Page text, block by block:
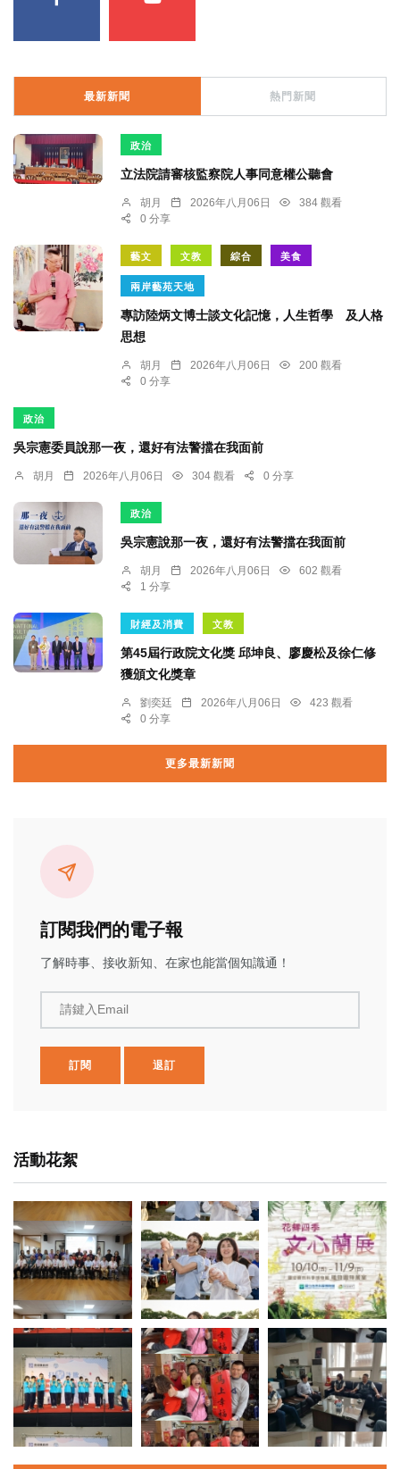
最新新聞 熱門新聞
政治
立法院請審核監察院人事同意權公聽會
胡月 2026年八月06日
384 觀看
0 分享
藝文 文教 綜合 美食
兩岸藝苑天地
專訪陸炳文博士談文化記憶，人生哲學 及人格
思想
胡月 2026年八月06日
200 觀看
0 分享
政治
吳宗憲委員說那一夜，還好有法警擋在我面前
胡月 2026年八月06日 304 觀看 0 分享
政治
吳宗憲說那一夜，還好有法警擋在我面前
胡月 2026年八月06日
602 觀看
1 分享
財經及消費 文教
第45屆行政院文化獎 邱坤良、廖慶松及徐仁修
獲頒文化獎章
劉奕廷 2026年八月06日
423 觀看
0 分享
更多最新新聞
訂閱我們的電子報
了解時事、接收新知、在家也能當個知識通！
請鍵入Email
訂閱 退訂
活動花絮